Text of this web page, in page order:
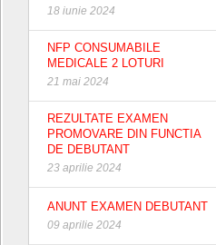
18 iunie 2024
NFP CONSUMABILE
MEDICALE 2 LOTURI
21 mai 2024
REZULTATE EXAMEN
PROMOVARE DIN FUNCTIA
DE DEBUTANT
23 aprilie 2024
ANUNT EXAMEN DEBUTANT
09 aprilie 2024